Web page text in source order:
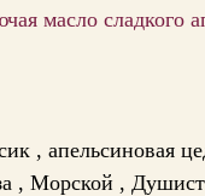
масло сладкого
, апельсиновая
, Морской ,